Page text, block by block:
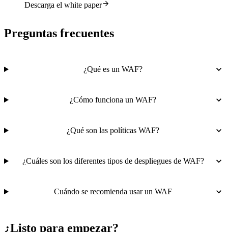
Descarga el white paper
Preguntas frecuentes
¿Qué es un WAF?
¿Cómo funciona un WAF?
¿Qué son las políticas WAF?
¿Cuáles son los diferentes tipos de despliegues de WAF?
Cuándo se recomienda usar un WAF
¿Listo para empezar?